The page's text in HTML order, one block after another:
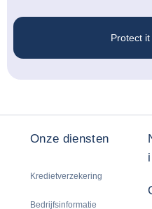
Protect
Onze diensten
Kredietverzekering
Bedrijfsinformatie